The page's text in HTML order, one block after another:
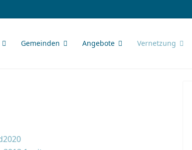
Gemeinden Angebote Vernetzung